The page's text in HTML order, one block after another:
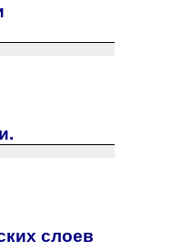
слоев